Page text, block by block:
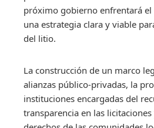
próximo gobierno enfrentará
una estrategia clara y viable
del litio.
La construcción de un marco
alianzas público-privadas, la
instituciones encargadas del
transparencia en las